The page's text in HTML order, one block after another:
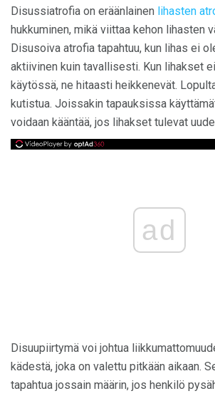
Disussiatrofia on eräänlainen lihasten
hukkuminen, mikä viittaa kehon lihasten
Disusoiva atrofia tapahtuu, kun lihas ei
aktiivinen kuin tavallisesti. Kun lihakset
käytössä, ne hitaasti heikkenevät.
kutistua. Joissakin tapauksissa
voidaan kääntää, jos lihakset tulevat
ad
Disuupiirtymä voi johtua
kädestä, joka on valettu pitkään aikaan.
tapahtua jossain määrin, jos henkilö